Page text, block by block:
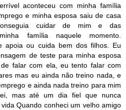
aconteceu com minha família
e minha esposa saiu de casa
cuidar de mim e das
família naquele momento.
apoia ou cuida bem dos filhos. Eu
de teste para minha esposa
falar com ela, eu tento falar com
mas eu ainda não treino nada, e
e ainda nada treino para mim
mas até um dia fiel que nunca
Quando conheci um velho amigo